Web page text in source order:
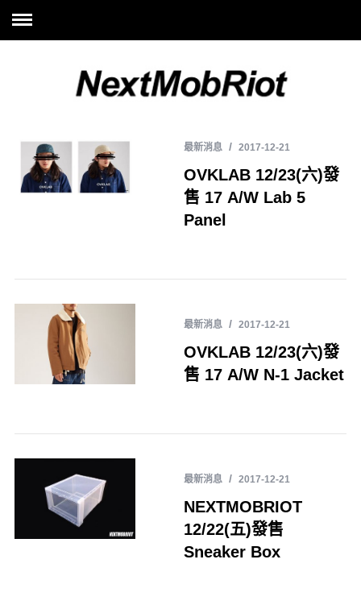
最新消息 2017-12-21
OVKLAB 12/23(六)發
售 17 A/W Lab 5
Panel
最新消息 2017-12-21
OVKLAB 12/23(六)發
售 17 A/W N-1 Jacket
最新消息 2017-12-21
NEXTMOBRIOT
12/22(五)發售
Sneaker Box